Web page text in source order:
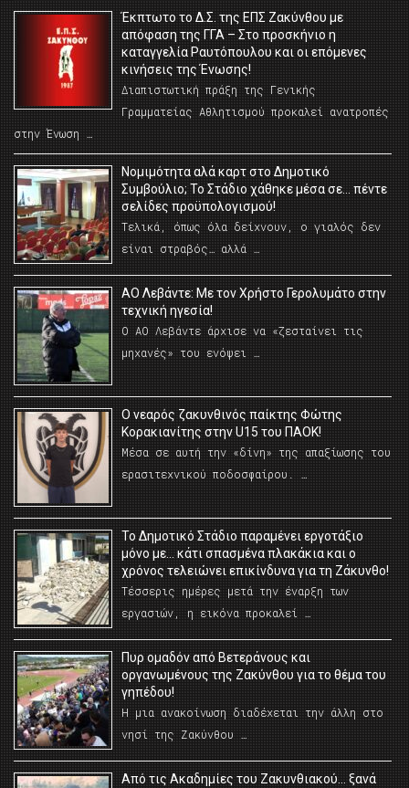
Έκπτωτο το Δ.Σ. της ΕΠΣ Ζακύνθου με
απόφαση της ΓΓΑ – Στο προσκήνιο η
καταγγελία Ραυτόπουλου και οι επόμενες
κινήσεις της Ένωσης!
Διαπιστωτική πράξη της Γενικής
Γραμματείας Αθλητισμού προκαλεί ανατροπές
στην Ένωση …
Νομιμότητα αλά καρτ στο Δημοτικό
Συμβούλιο; Το Στάδιο χάθηκε μέσα σε… πέντε
σελίδες προϋπολογισμού!
Τελικά, όπως όλα δείχνουν, ο γιαλός δεν
είναι στραβός… αλλά …
ΑΟ Λεβάντε: Με τον Χρήστο Γερολυμάτο στην
τεχνική ηγεσία!
Ο ΑΟ Λεβάντε άρχισε να «ζεσταίνει τις
μηχανές» του ενόψει …
O νεαρός ζακυνθινός παίκτης Φώτης
Κορακιανίτης στην U15 του ΠΑΟΚ!
Μέσα σε αυτή την «δίνη» της απαξίωσης του
ερασιτεχνικού ποδοσφαίρου. …
Το Δημοτικό Στάδιο παραμένει εργοτάξιο
μόνο με… κάτι σπασμένα πλακάκια και ο
χρόνος τελειώνει επικίνδυνα για τη Ζάκυνθο!
Τέσσερις ημέρες μετά την έναρξη των
εργασιών, η εικόνα προκαλεί …
Πυρ ομαδόν από Βετεράνους και
οργανωμένους της Ζακύνθου για το θέμα του
γηπέδου!
Η μια ανακοίνωση διαδέχεται την άλλη στο
νησί της Ζακύνθου …
Από τις Ακαδημίες του Ζακυνθιακού… ξανά